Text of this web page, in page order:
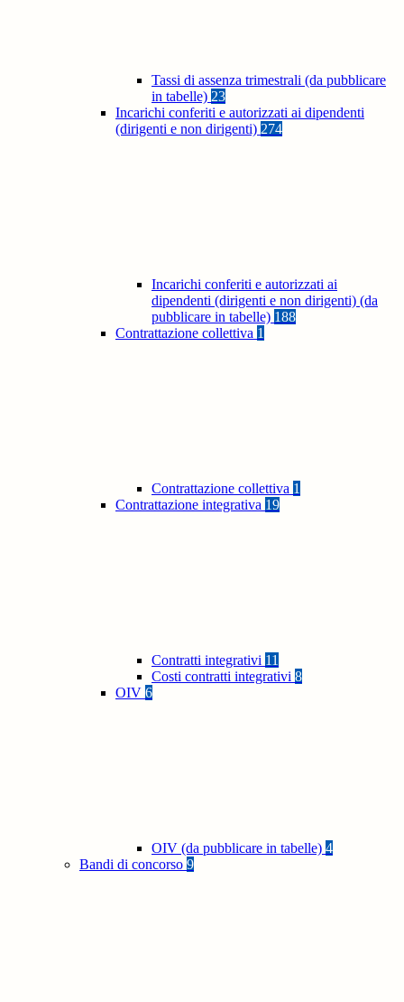
Tassi di assenza trimestrali (da pubblicare
in tabelle) 23
Incarichi conferiti e autorizzati ai dipendenti
(dirigenti e non dirigenti) 274
Incarichi conferiti e autorizzati ai
dipendenti (dirigenti e non dirigenti) (da
pubblicare in tabelle) 188
Contrattazione collettiva 1
Contrattazione collettiva 1
Contrattazione integrativa 19
Contratti integrativi 11
Costi contratti integrativi 8
OIV 6
OIV (da pubblicare in tabelle) 4
Bandi di concorso 9